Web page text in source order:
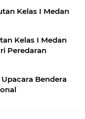
Kelas I Medan
Kelas I Medan
Peredaran
Bendera